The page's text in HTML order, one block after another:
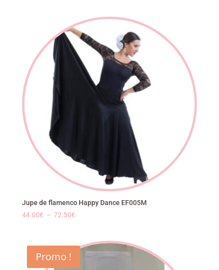
Jupe de flamenco Happy Dance EF005M
44.00€ – 72.50€Plage
44.00€
Promo !